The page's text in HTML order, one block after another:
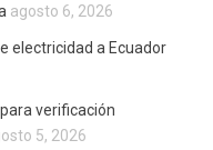
agosto 6, 2026
electricidad a Ecuador
verificación
5, 2026